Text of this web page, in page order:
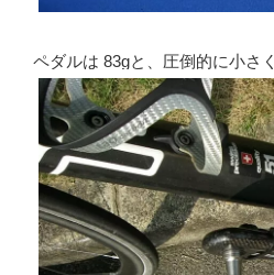
ペダルは 83gと、圧倒的に小さ